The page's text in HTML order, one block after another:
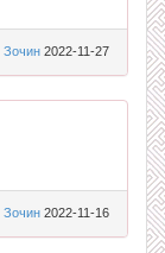
Зочин 2022-11-27
Зочин 2022-11-16